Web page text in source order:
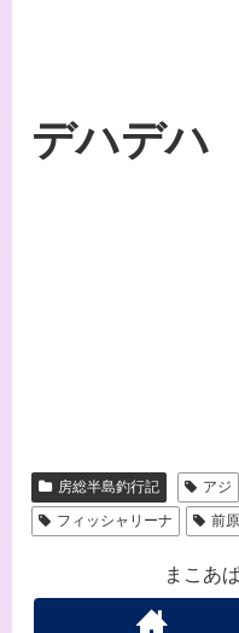
デハデハ
房総半島釣行記 アジ
フィッシャリーナ
前原
まこあ